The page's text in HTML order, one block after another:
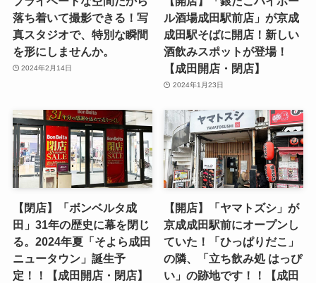
落ち着いて撮影できる！写
真スタジオで、特別な瞬間
を形にしませんか。
2024年2月14日
ル酒場成田駅前店」が京成
成田駅そばに開店！新しい
酒飲みスポットが登場！
【成田開店・閉店】
2024年1月23日
【閉店】「ボンベルタ成
田」31年の歴史に幕を閉じ
る。2024年夏「そよら成田
ニュータウン」誕生予
定！！【成田開店・閉店】
【開店】「ヤマトズシ」が
京成成田駅前にオープンし
ていた！「ひっぱりだこ」
の隣、「立ち飲み処 はっぴ
い」の跡地です！！【成田